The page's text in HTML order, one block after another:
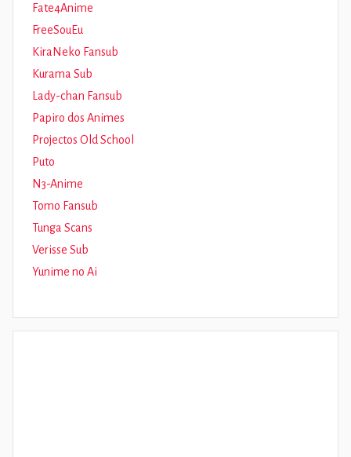
Fate4Anime
FreeSouEu
KiraNeko Fansub
Kurama Sub
Lady-chan Fansub
Papiro dos Animes
Projectos Old School
Puto
N3-Anime
Tomo Fansub
Tunga Scans
Verisse Sub
Yunime no Ai